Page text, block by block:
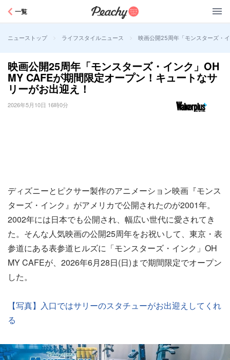
一覧
ニューストップ > ライフスタイルニュース > 映画公開25周年「モンスターズ・
映画公開25周年「モンスターズ・インク」OH
MY CAFEが期間限定オープン！キュートなサ
リーがお出迎え！
2026年5月10日 16時0分
ディズニーとピクサー製作のアニメーション映画『モンス
ターズ・インク』がアメリカで公開されたのが2001年。
2002年には日本でも公開され、幅広い世代に愛されてき
た。そんな人気映画の公開25周年をお祝いして、東京・表
参道にある表参道ヒルズに「モンスターズ・インク」OH
MY CAFEが、2026年6月28日(日)まで期間限定でオープン
した。
【写真】入口ではサリーのスタチューがお出迎えしてくれ
る